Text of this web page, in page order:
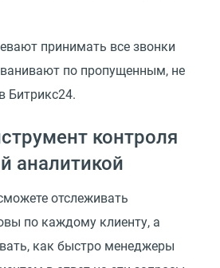
принимать все звонки
по пропущенным, не
Битрикс24.
контроля
аналитикой
отслеживать
по каждому клиенту, а
как быстро менеджеры